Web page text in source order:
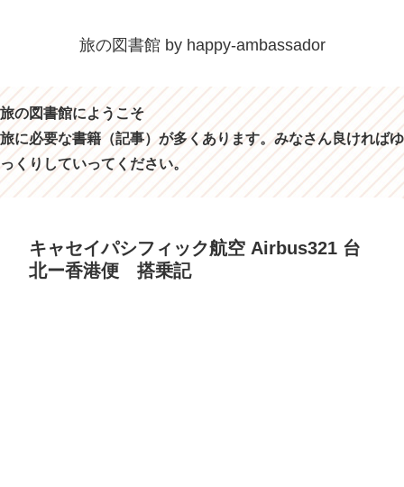
旅の図書館 by happy-ambassador
旅の図書館にようこそ
旅に必要な書籍（記事）が多くあります。みなさん良ければゆ
っくりしていってください。
キャセイパシフィック航空 Airbus321 台
北ー香港便 搭乗記